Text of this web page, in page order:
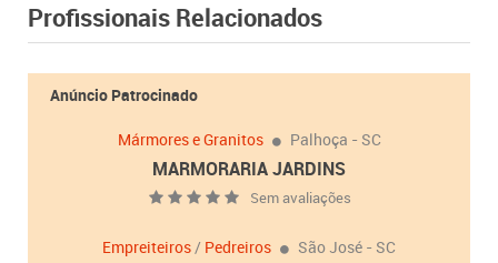
Profissionais Relacionados
Anúncio Patrocinado
Mármores e Granitos Palhoça - SC
MARMORARIA JARDINS
Sem avaliações
Empreiteiros/ Pedreiros São José - SC